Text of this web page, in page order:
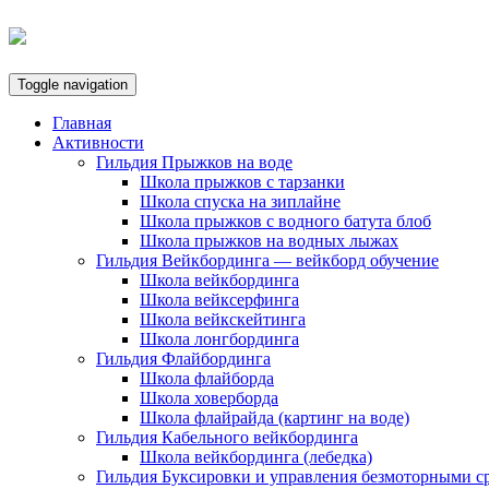
Toggle navigation
Главная
Активности
Гильдия Прыжков на воде
Школа прыжков с тарзанки
Школа спуска на зиплайне
Школа прыжков с водного батута блоб
Школа прыжков на водных лыжах
Гильдия Вейкбординга — вейкборд обучение
Школа вейкбординга
Школа вейксерфинга
Школа вейкскейтинга
Школа лонгбординга
Гильдия Флайбординга
Школа флайборда
Школа ховерборда
Школа флайрайда (картинг на воде)
Гильдия Кабельного вейкбординга
Школа вейкбординга (лебедка)
Гильдия Буксировки и управления безмоторными